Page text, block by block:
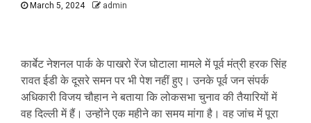
March 5, 2024 admin
कार्बेट नेशनल पार्क के पाखरो रेंज घोटाला मामले में पूर्व मंत्री हरक सिंह
रावत ईडी के दूसरे समन पर भी पेश नहीं हुए। उनके पूर्व जन संपर्क
अधिकारी विजय चौहान ने बताया कि लोकसभा चुनाव की तैयारियों में
वह दिल्ली में हैं। उन्होंने एक महीने का समय मांगा है। वह जांच में पूरा